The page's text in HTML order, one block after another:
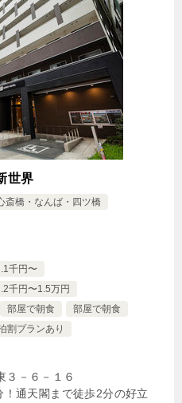
世界
斎橋・なんば・四ツ橋
千円〜
千円〜1.5万円
部屋で朝食
部屋で朝食
割プランあり
３－６－１６
通天閣まで徒歩2分の好立